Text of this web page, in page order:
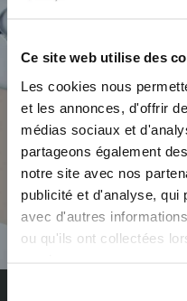
Ce site web utilise des
Les cookies nous
et les annonces, d'offrir
médias sociaux et
partageons également
notre site avec nos
publicité et d'analyse, qui
avec d'autres
ou qu'ils ont collectées